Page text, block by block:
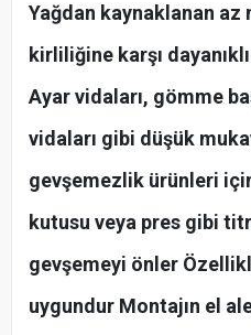
Yağdan kaynaklanan
kirliliğine karşı
Ayar vidaları, gömme
vidaları gibi düşük
gevşemezlik ürünleri
kutusu veya pres gibi
gevşemeyi önler
uygundur Montajın el